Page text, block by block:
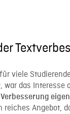
viele
war das Interesse
reiches Angebot,